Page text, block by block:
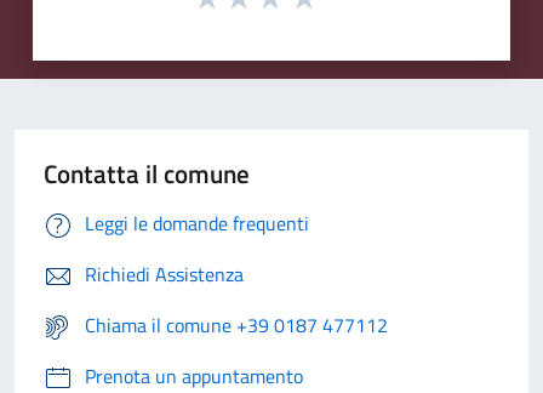
Contatta il comune
Leggi le domande frequenti
Richiedi Assistenza
Chiama il comune +39 0187 477112
Prenota un appuntamento